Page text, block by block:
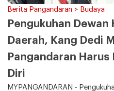
Berita Pangandaran > Budaya
Pengukuhan Dewan
Daerah, Kang Dedi
Pangandaran
Diri
MYPANGANDARAN -